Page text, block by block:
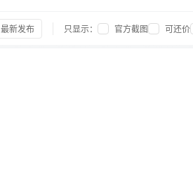
最新发布 只显示： 官方截图 可还价